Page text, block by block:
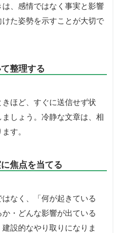
、感情ではなく事実と影響
た姿勢を示すことが大切で
整理する
ほど、すぐに送信せず状
しょう。冷静な文章は、相
す。
焦点を当てる
はなく、「何が起きている
・どんな影響が出ている
設的なやり取りになりま